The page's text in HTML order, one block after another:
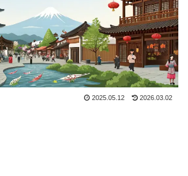
2025.05.12 2026.03.02